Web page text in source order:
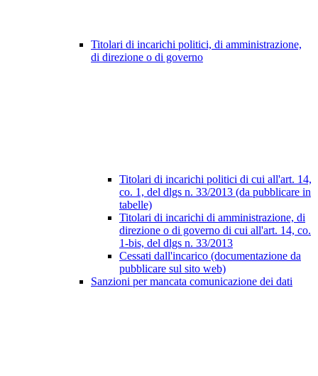
Titolari di incarichi politici, di amministrazione,
di direzione o di governo
Titolari di incarichi politici di cui all'art. 14,
co. 1, del dlgs n. 33/2013 (da pubblicare in
tabelle)
Titolari di incarichi di amministrazione, di
direzione o di governo di cui all'art. 14, co.
1-bis, del dlgs n. 33/2013
Cessati dall'incarico (documentazione da
pubblicare sul sito web)
Sanzioni per mancata comunicazione dei dati